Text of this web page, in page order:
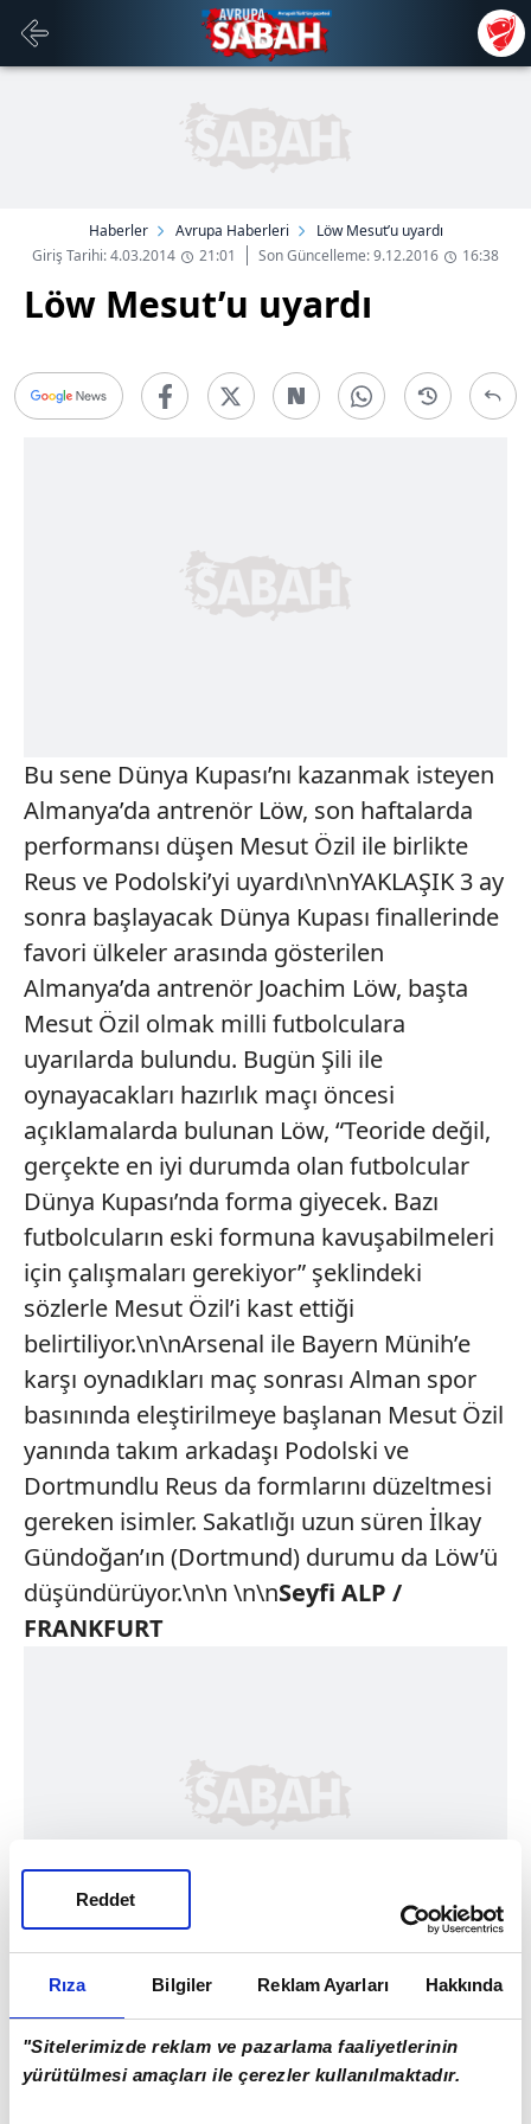
Rıza Bilgiler Reklam Ayarları Hakkında
"Sitelerimizde reklam ve pazarlama faaliyetlerinin
yürütülmesi amaçları ile çerezler kullanılmaktadır.
Reddet
Haberler Avrupa Haberleri
Löw Mesut’u uyardı
Giriş Tarihi: 4.03.2014
21:01 Son Güncelleme: 9.12.2016 16:38
Löw Mesut’u uyardı
Bu sene Dünya Kupası’nı kazanmak isteyen
Almanya’da antrenör Löw, son haftalarda
performansı düşen Mesut Özil ile birlikte
Reus ve Podolski’yi uyardı\n\nYAKLAŞIK 3 ay
sonra başlayacak Dünya Kupası finallerinde
favori ülkeler arasında gösterilen
Almanya’da antrenör Joachim Löw, başta
Mesut Özil olmak milli futbolculara
uyarılarda bulundu. Bugün Şili ile
oynayacakları hazırlık maçı öncesi
açıklamalarda bulunan Löw, “Teoride değil,
gerçekte en iyi durumda olan futbolcular
Dünya Kupası’nda forma giyecek. Bazı
futbolcuların eski formuna kavuşabilmeleri
için çalışmaları gerekiyor” şeklindeki
sözlerle Mesut Özil’i kast ettiği
belirtiliyor.\n\nArsenal ile Bayern Münih’e
karşı oynadıkları maç sonrası Alman spor
basınında eleştirilmeye başlanan Mesut Özil
yanında takım arkadaşı Podolski ve
Dortmundlu Reus da formlarını düzeltmesi
gereken isimler. Sakatlığı uzun süren İlkay
Gündoğan’ın (Dortmund) durumu da Löw’ü
düşündürüyor.\n\n \n\nSeyfi ALP /
FRANKFURT